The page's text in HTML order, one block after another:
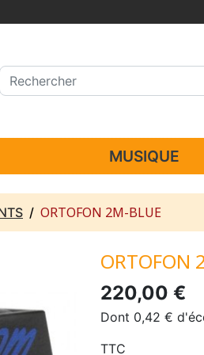
MUSIQUE
ORTOFON 2M-BLUE
ORTOFON
220,00 €
Dont 0,42 €
TTC